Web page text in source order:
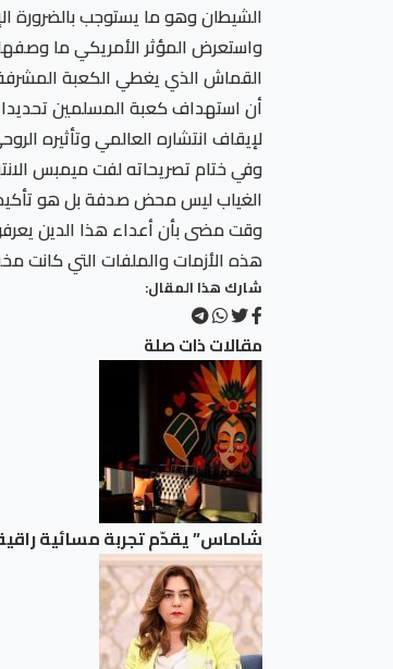
الشيطان وهو ما يستوجب بالضرورة
واستعرض المؤثر الأمريكي ما
القماش الذي يغطي الكعبة
أن استهداف كعبة المسلمين
لإيقاف انتشاره العالمي وتأثيره
وفي ختام تصريحاته لفت ميمبس
الغياب ليس محض صدفة بل هو تأكيد
وقت مضى بأن أعداء هذا الدين
هذه الأزمات والملفات التي كانت
شارك هذا المقال:
مقالات ذات صلة
شاماس” يقدّم تجربة مسائية